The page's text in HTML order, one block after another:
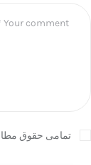
تمامی حقوق